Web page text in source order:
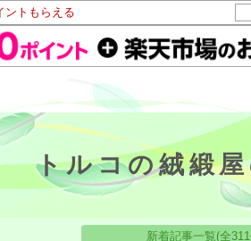
ントもらえる
トルコの絨緞
新着記事一覧(全